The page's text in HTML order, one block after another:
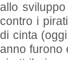
allo
contro i
di cinta
anno furono